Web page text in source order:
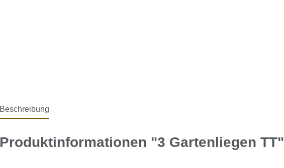
Beschreibung
Produktinformationen "3 Gartenliegen TT"